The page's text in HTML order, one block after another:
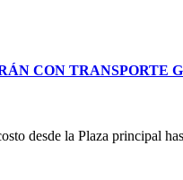
CON TRANSPORTE
desde la Plaza principal